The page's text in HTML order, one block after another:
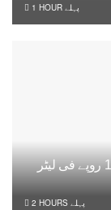
1 HOUR پہلے
پیٹرول اصل قیمت سے 139 روپے اور ڈیزل 116 روپے فی لیٹر
2 HOURS پہلے